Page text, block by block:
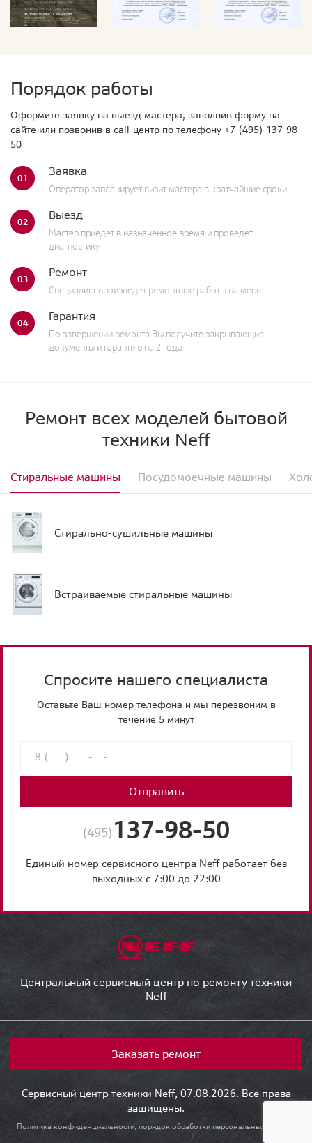
Порядок работы
Оформите заявку на выезд мастера, заполнив форму на
сайте или позвонив в call-центр по телефону +7 (495) 137-98-
50
01 Заявка
Оператор запланирует визит мастера в кратчайшие сроки.
02 Выезд
Мастер приедет в назначенное время и проведет
диагностику
03 Ремонт
Специалист произведет ремонтные работы на месте
04 Гарантия
По завершении ремонта Вы получите закрывающие
документы и гарантию на 2 года
Ремонт всех моделей бытовой
техники Neff
Стиральные машины Посудомоечные машины
Стирально-сушильные машины
Встраиваемые стиральные машины
Спросите нашего специалиста
Оставьте Ваш номер телефона и мы перезвоним в
течение 5 минут
Отправить
(495) 137-98-50
Единый номер сервисного центра Neff работает без
выходных с 7:00 до 22:00
Центральный сервисный центр по ремонту техники
Neff
Заказать ремонт
Сервисный центр техники Neff, 07.08.2026. Все права
защищены.
Политика конфиденциальности, порядок обработки персональных данных